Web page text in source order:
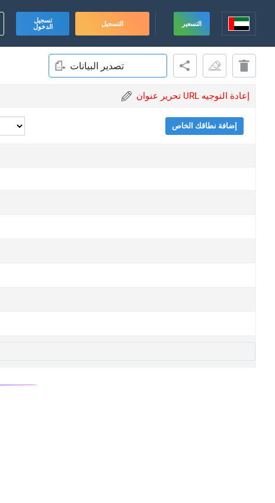
تسجيل
الدخول
التسجيل التسعير
تصدير البيانات
تحرير عنوان URL إعادة التوجيه
إضافة نطاقك الخاص